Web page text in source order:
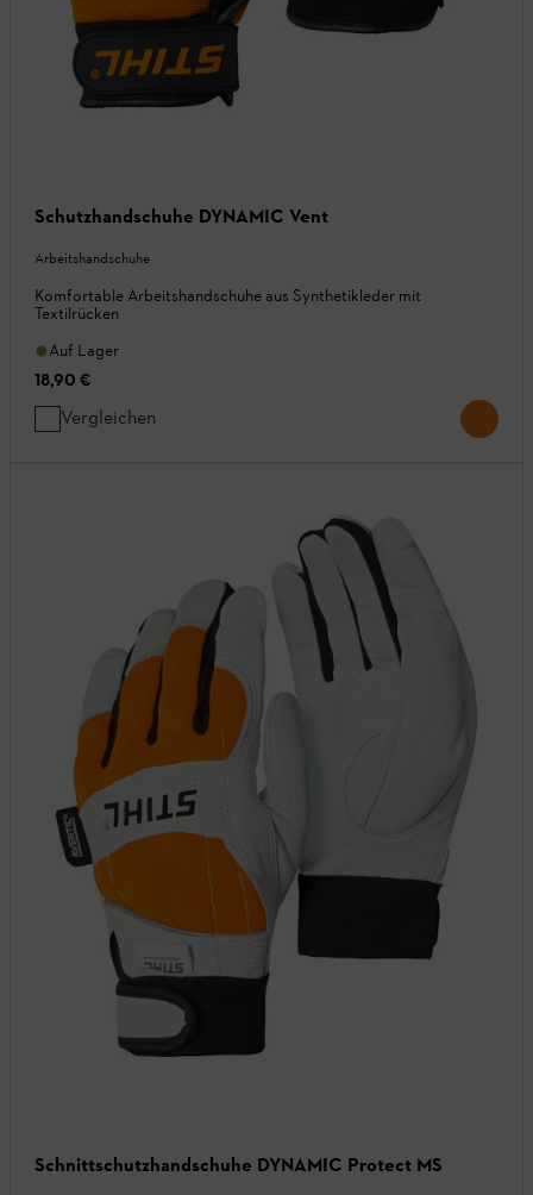
Schutzhandschuhe DYNAMIC Vent
Arbeitshandschuhe
Komfortable Arbeitshandschuhe aus Synthetikleder mit
Textilrücken
Auf Lager
18,90 €
Vergleichen
Schnittschutzhandschuhe DYNAMIC Protect MS